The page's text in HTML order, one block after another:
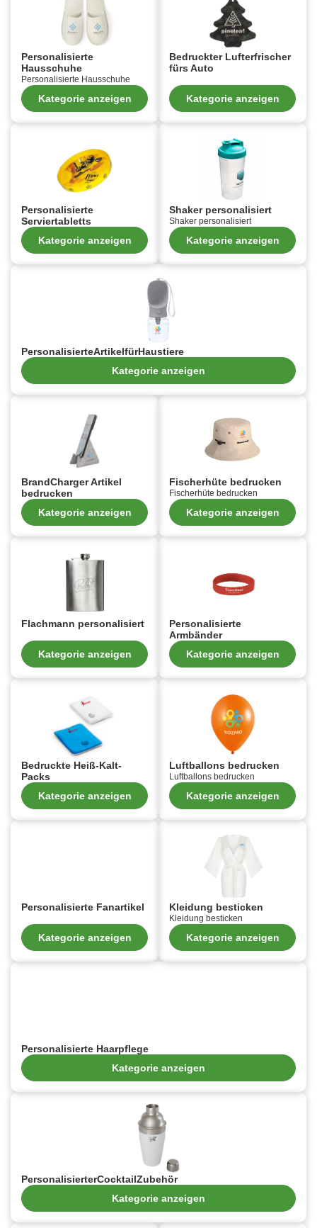
Personalisierte
Hausschuhe
Personalisierte Hausschuhe
Kategorie anzeigen
Bedruckter Lufterfrischer
fürs Auto
Kategorie anzeigen
Personalisierte
Serviertabletts
Kategorie anzeigen
Shaker personalisiert
Shaker personalisiert
Kategorie anzeigen
PersonalisierteArtikelfürHaustiere
Kategorie anzeigen
BrandCharger Artikel
bedrucken
Kategorie anzeigen
Fischerhüte bedrucken
Fischerhüte bedrucken
Kategorie anzeigen
Flachmann personalisiert
Kategorie anzeigen
Personalisierte
Armbänder
Kategorie anzeigen
Bedruckte Heiß-Kalt-
Packs
Kategorie anzeigen
Luftballons bedrucken
Luftballons bedrucken
Kategorie anzeigen
Personalisierte Fanartikel
Kategorie anzeigen
Kleidung besticken
Kleidung besticken
Kategorie anzeigen
Personalisierte Haarpflege
Kategorie anzeigen
PersonalisierterCocktailZubehör
Kategorie anzeigen